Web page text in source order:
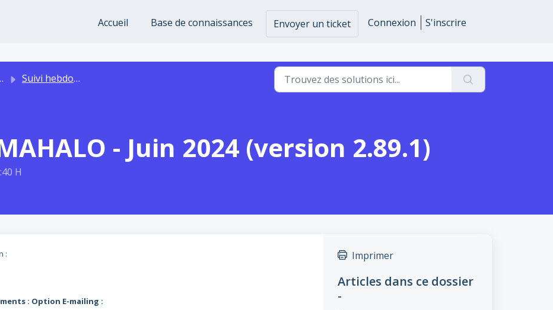
Accueil
Base de connaissances Envoyer un ticket Connexion S'inscrire
Suivi hebdo bandeaux page d'accueil subsuite - mahalo
- Juin 2024 (version 2.89.1)
H
:
: Option E-mailing :
Imprimer
Articles dans ce dossier
-